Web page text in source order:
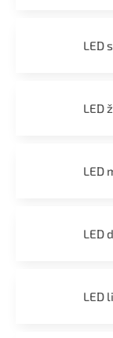
LED
LED
LED
LED
LED